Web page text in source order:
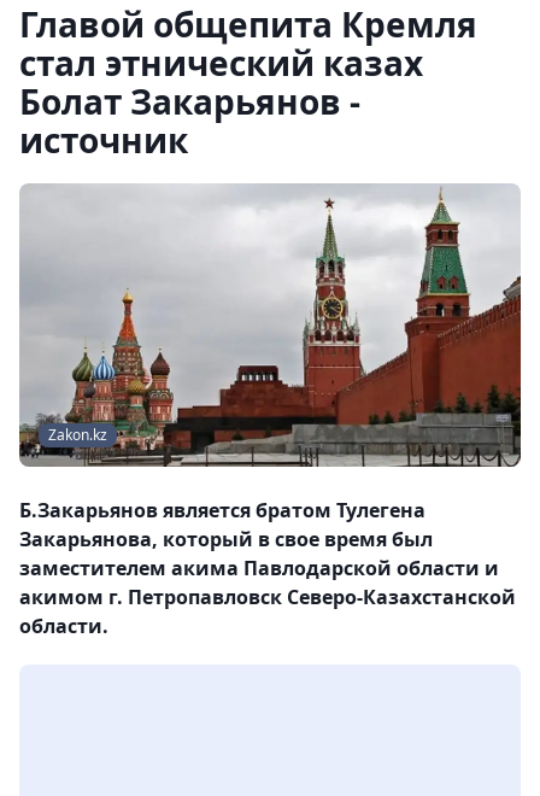
Главой общепита Кремля
стал этнический казах
Болат Закарьянов -
источник
Zakon.kz
Б.Закарьянов является братом Тулегена
Закарьянова, который в свое время был
заместителем акима Павлодарской области и
акимом г. Петропавловск Северо-Казахстанской
области.